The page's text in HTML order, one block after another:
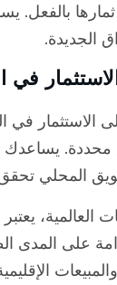
ثمارها بالفعل.
الجديدة.
في
الاستثمار في
يساعدك
المحلي تحقق
العالمية،
على المدى